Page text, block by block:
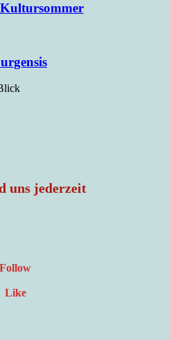
uns jederzeit
Follow
Like